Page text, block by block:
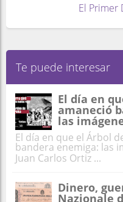
El Primer
Te puede interesar
El día en
amaneció
las
El día en que el Árbol
bandera enemiga: las
Juan Carlos Ortiz ...
Dinero,
Nazionale